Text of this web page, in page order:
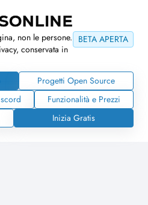
BETA APERTA
non le persone.
conservata in
Progetti Open Source
Funzionalità e Prezzi
Inizia Gratis